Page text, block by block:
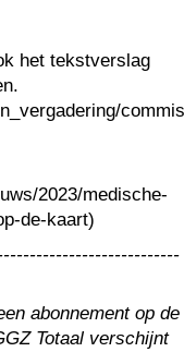
het tekstverslag
2023/medische-
de-kaart)
abonnement op de
Totaal verschijnt